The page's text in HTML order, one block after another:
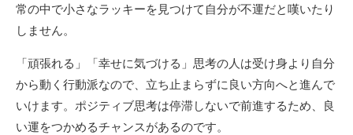
常の中で小さなラッキーを見つけて自分が不運だと嘆いたり
しません。
「頑張れる」「幸せに気づける」思考の人は受け身より自分
から動く行動派なので、立ち止まらずに良い方向へと進んで
いけます。ポジティブ思考は停滞しないで前進するため、良
い運をつかめるチャンスがあるのです。